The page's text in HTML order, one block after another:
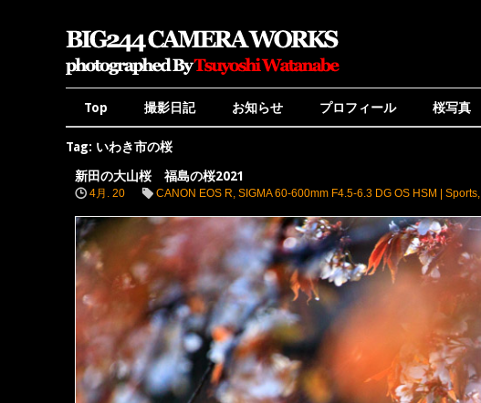
Top 撮影日記 お知らせ プロフィール 桜写真
Tag: いわき市の桜
新田の大山桜 福島の桜2021
4月. 20 CANON EOS R, SIGMA 60-600mm F4.5-6.3 DG OS HSM | Sports,